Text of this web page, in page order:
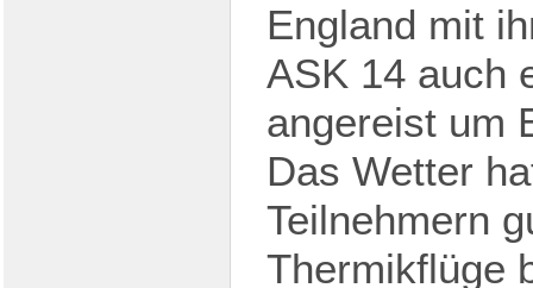
England mit
ASK 14 auch
angereist um
Das Wetter
Teilnehmern
Thermikflüge